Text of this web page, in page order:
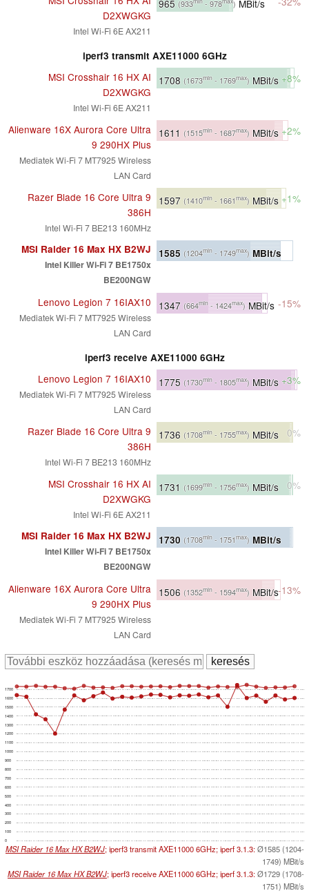
D2XWGKG
Intel Wi-Fi 6E AX211
965 (933 - 978 ) MBit/s
iperf3 transmit AXE11000 6GHz
MSI Crosshair 16 HX AI
D2XWGKG
Intel Wi-Fi 6E AX211
1708 (1673min - 1769max) MBit/s +8%
Alienware 16X Aurora Core Ultra
9 290HX Plus
Mediatek Wi-Fi 7 MT7925 Wireless
LAN Card
1611 (1515min - 1687max) MBit/s +2%
Razer Blade 16 Core Ultra 9
386H
Intel Wi-Fi 7 BE213 160MHz
1597 (1410min - 1661max) MBit/s +1%
MSI Raider 16 Max HX B2WJ
Intel Killer Wi-Fi 7 BE1750x
BE200NGW
1585 (1204min - 1749max)MBit/s
Lenovo Legion 7 16IAX10
Mediatek Wi-Fi 7 MT7925 Wireless
LAN Card
1347 (664min- 1424max)MBit/s -15%
iperf3 receive AXE11000 6GHz
Lenovo Legion 7 16IAX10
Mediatek Wi-Fi 7 MT7925 Wireless
LAN Card
1775 (1730min - 1805max) MBit/s +3%
Razer Blade 16 Core Ultra 9
386H
Intel Wi-Fi 7 BE213 160MHz
1736 (1708min - 1755max) MBit/s 0%
MSI Crosshair 16 HX AI
D2XWGKG
Intel Wi-Fi 6E AX211
1731 (1699min - 1756max) MBit/s 0%
MSI Raider 16 Max HX B2WJ
Intel Killer Wi-Fi 7 BE1750x
BE200NGW
1730 (1708min - 1751max) MBit/s
Alienware 16X Aurora Core Ultra
9 290HX Plus
Mediatek Wi-Fi 7 MT7925 Wireless
LAN Card
1506 (1352min - 1594max) MBit/s-13%
0
100
200
300
400
500
600
700
800
900
1000
1100
1200
1300
1400
1500
1600
1700
MSI Raider 16 Max HX B2WJ; iperf3 transmit AXE11000 6GHz; iperf 3.1.3:Ø1585 (1204-
1749) MBit/s
MSI Raider 16 Max HX B2WJ; iperf3 receive AXE11000 6GHz; iperf 3.1.3:Ø1729 (1708-
1751) MBit/s